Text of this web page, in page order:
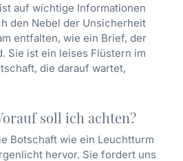
auf wichtige Informationen
den Nebel der Unsicherheit
entfalten, wie ein Brief, der
Sie ist ein leises Flüstern im
die darauf wartet,
soll ich achten?
Botschaft wie ein Leuchtturm
hervor. Sie fordert uns